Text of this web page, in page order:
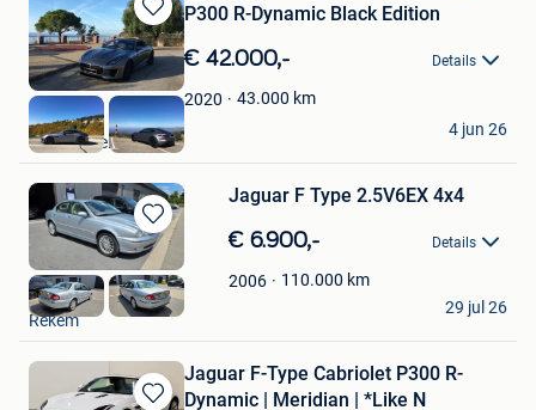
Bewaren
in
Mijn
Favorieten
P300 R-Dynamic Black Edition
€ 42.000,- Details
2020 43.000 km
OR
Sint-Truiden
4 jun 26
Bewaren
in
Mijn
Favorieten
Jaguar F Type 2.5V6EX 4x4
€ 6.900,- Details
2006 110.000 km
Carsgelo
Rekem
29 jul 26
Jaguar F-Type Cabriolet P300 R-
Dynamic | Meridian | *Like N